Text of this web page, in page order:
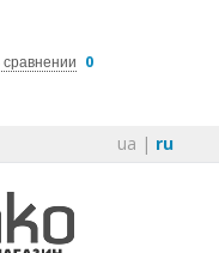
сравнении 0
ua | ru